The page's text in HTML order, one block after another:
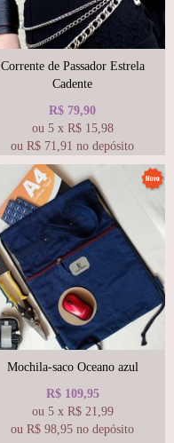
Corrente de Passador Estrela
Cadente
R$ 79,90
ou 5 x R$ 15,98
ou R$ 71,91 no depósito
Mochila-saco Oceano azul
R$ 109,95
ou 5 x R$ 21,99
ou R$ 98,95 no depósito